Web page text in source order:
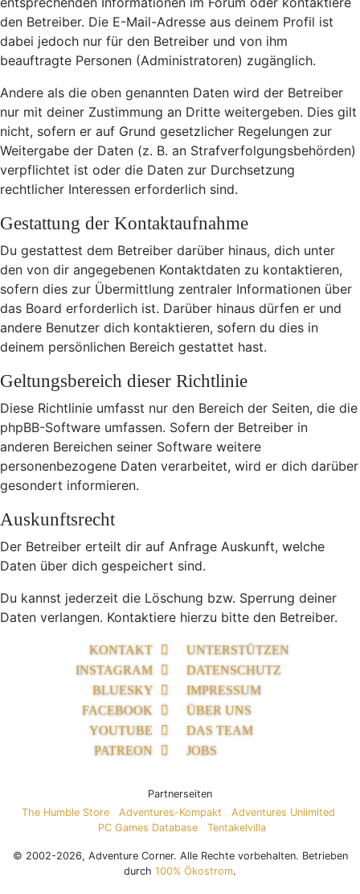
den Betreiber. Die E-Mail-Adresse aus deinem Profil ist
dabei jedoch nur für den Betreiber und von ihm
beauftragte Personen (Administratoren) zugänglich.
Andere als die oben genannten Daten wird der Betreiber
nur mit deiner Zustimmung an Dritte weitergeben. Dies gilt
nicht, sofern er auf Grund gesetzlicher Regelungen zur
Weitergabe der Daten (z. B. an Strafverfolgungsbehörden)
verpflichtet ist oder die Daten zur Durchsetzung
rechtlicher Interessen erforderlich sind.
Gestattung der Kontaktaufnahme
Du gestattest dem Betreiber darüber hinaus, dich unter
den von dir angegebenen Kontaktdaten zu kontaktieren,
sofern dies zur Übermittlung zentraler Informationen über
das Board erforderlich ist. Darüber hinaus dürfen er und
andere Benutzer dich kontaktieren, sofern du dies in
deinem persönlichen Bereich gestattet hast.
Geltungsbereich dieser Richtlinie
Diese Richtlinie umfasst nur den Bereich der Seiten, die die
phpBB-Software umfassen. Sofern der Betreiber in
anderen Bereichen seiner Software weitere
personenbezogene Daten verarbeitet, wird er dich darüber
gesondert informieren.
Auskunftsrecht
Der Betreiber erteilt dir auf Anfrage Auskunft, welche
Daten über dich gespeichert sind.
Du kannst jederzeit die Löschung bzw. Sperrung deiner
Daten verlangen. Kontaktiere hierzu bitte den Betreiber.
KONTAKT
INSTAGRAM
BLUESKY
FACEBOOK
YOUTUBE
PATREON
UNTERSTÜTZEN
DATENSCHUTZ
IMPRESSUM
ÜBER UNS
DAS TEAM
JOBS
Partnerseiten
The Humble Store
Adventures-Kompakt
Adventures Unlimited
PC Games Database
Tentakelvilla
© 2002-2026, Adventure Corner. Alle Rechte vorbehalten. Betrieben
durch 100% Ökostrom.